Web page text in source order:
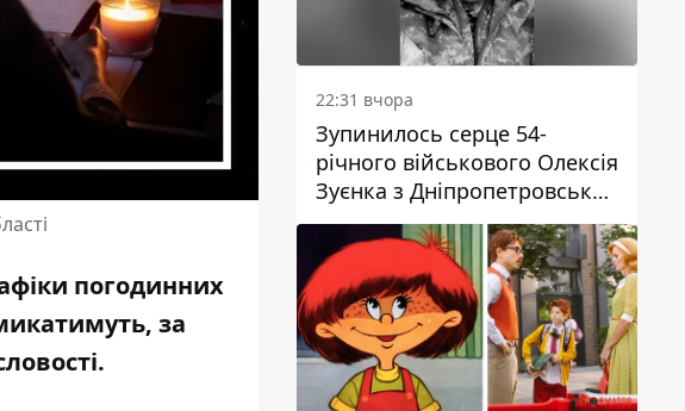
погодинних
за
22:31 вчора
Зупинилось серце 54-
річного військового Олексія
Зуєнка з Дніпропетровської
області